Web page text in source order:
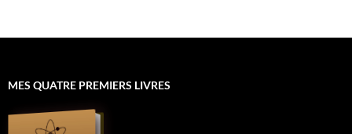
MES QUATRE PREMIERS LIVRES